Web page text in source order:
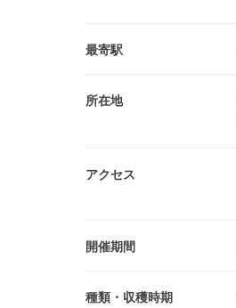
最寄駅
所在地
アクセス
開催期間
種類・収穫時期